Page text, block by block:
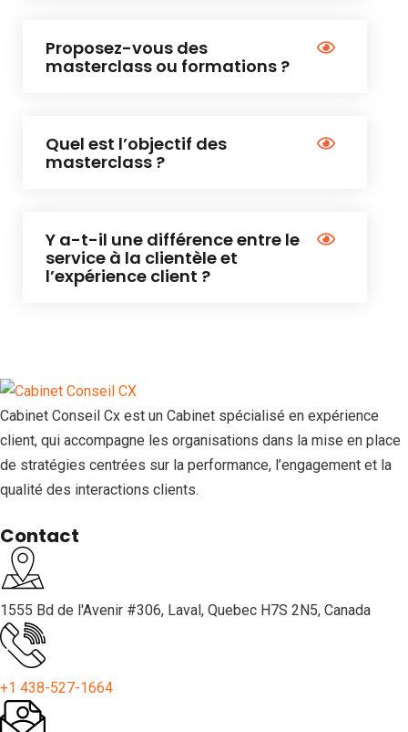
Proposez-vous des
masterclass ou formations ?
Quel est l’objectif des
masterclass ?
Y a-t-il une différence entre le
service à la clientèle et
l’expérience client ?
Cabinet Conseil Cx est un Cabinet spécialisé en expérience
client, qui accompagne les organisations dans la mise en place
de stratégies centrées sur la performance, l’engagement et la
qualité des interactions clients.
Contact
1555 Bd de l'Avenir #306, Laval, Quebec H7S 2N5, Canada
+1 438-527-1664